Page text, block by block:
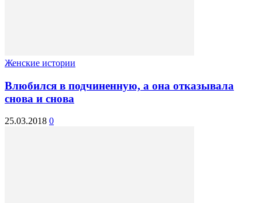
Женские истории
Влюбился в подчиненную, а она отказывала
снова и снова
25.03.2018 0